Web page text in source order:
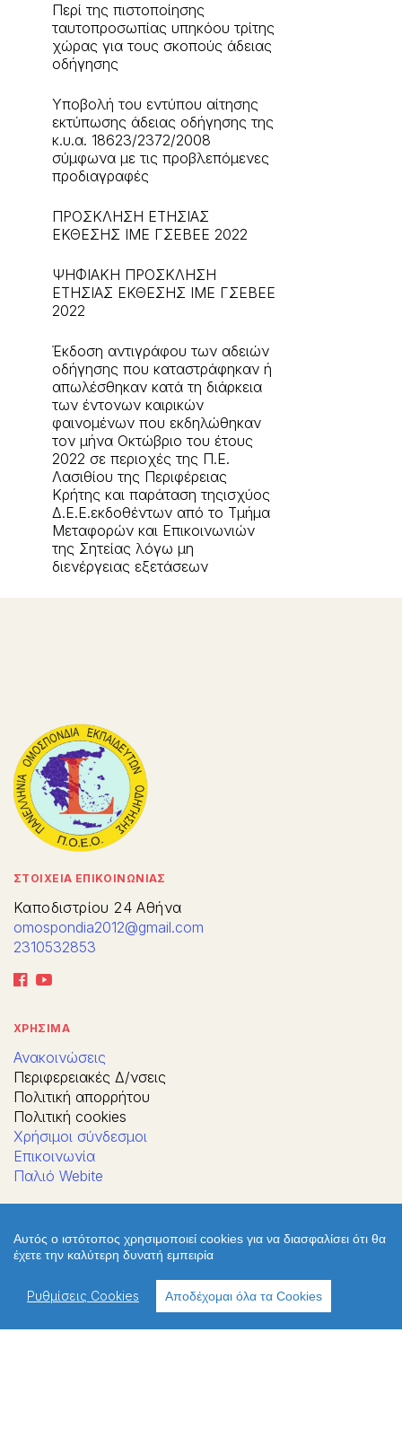
Περί της πιστοποίησης
ταυτοπροσωπίας υπηκόου τρίτης
χώρας για τους σκοπούς άδειας
οδήγησης
Υποβολή του εντύπου αίτησης
εκτύπωσης άδειας οδήγησης της
κ.υ.α. 18623/2372/2008
σύμφωνα με τις προβλεπόμενες
προδιαγραφές
ΠΡΟΣΚΛΗΣΗ ΕΤΗΣΙΑΣ
ΕΚΘΕΣΗΣ ΙΜΕ ΓΣΕΒΕΕ 2022
ΨΗΦΙΑΚΗ ΠΡΟΣΚΛΗΣΗ
ΕΤΗΣΙΑΣ ΕΚΘΕΣΗΣ ΙΜΕ ΓΣΕΒΕΕ
2022
Έκδοση αντιγράφου των αδειών
οδήγησης που καταστράφηκαν ή
απωλέσθηκαν κατά τη διάρκεια
των έντονων καιρικών
φαινομένων που εκδηλώθηκαν
τον μήνα Οκτώβριο του έτους
2022 σε περιοχές της Π.Ε.
Λασιθίου της Περιφέρειας
Κρήτης και παράταση τηςισχύος
Δ.Ε.Ε.εκδοθέντων από το Τμήμα
Μεταφορών και Επικοινωνιών
της Σητείας λόγω μη
διενέργειας εξετάσεων
ΣΤΟΙΧΕΙΑ ΕΠΙΚΟΙΝΩΝΙΑΣ
Καποδιστρίου 24 Αθήνα
omospondia2012@gmail.com
2310532853
ΧΡΗΣΙΜΑ
Ανακοινώσεις
Περιφερειακές Δ/νσεις
Πολιτική απορρήτου
Πολιτική cookies
Χρήσιμοι σύνδεσμοι
Επικοινωνία
Παλιό Webite
Αυτός ο ιστότοπος χρησιμοποιεί cookies για να διασφαλίσει ότι θα
έχετε την καλύτερη δυνατή εμπειρία
Ρυθμίσεις Cookies Αποδέχομαι όλα τα Cookies